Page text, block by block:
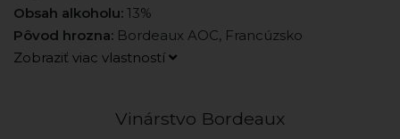
Obsah alkoholu: 13%
Pôvod hrozna: Bordeaux AOC, Francúzsko
Zobraziť viac vlastností
Vinárstvo Bordeaux